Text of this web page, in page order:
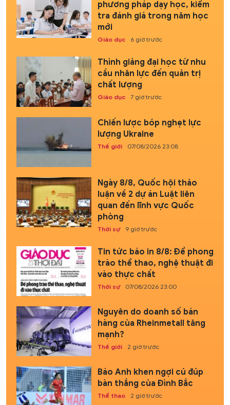
phương pháp dạy học, kiểm
tra đánh giá trong năm học
mới
Giáo dục 6 giờ trước
Thỉnh giảng đại học từ nhu
cầu nhân lực đến quản trị
chất lượng
Giáo dục 7 giờ trước
Chiến lược bóp nghẹt lực
lượng Ukraine
Thế giới 07/08/2026 23:08
Ngày 8/8, Quốc hội thảo
luận về 2 dự án Luật liên
quan đến lĩnh vực Quốc
phòng
Thời sự 9 giờ trước
Tin tức báo in 8/8: Để phong
trào thể thao, nghệ thuật đi
vào thực chất
Thời sự 07/08/2026 23:00
Nguyên do doanh số bán
hàng của Rheinmetall tăng
mạnh?
Thế giới 2 giờ trước
Báo Anh khen ngợi cú đúp
bàn thắng của Đình Bắc
Thể thao 2 giờ trước